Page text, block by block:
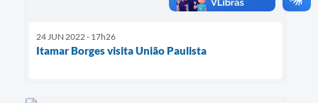
24 JUN 2022 - 17h26
Itamar Borges visita União Paulista